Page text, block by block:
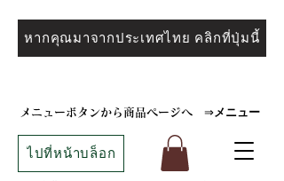
หากคุณมาจากประเทศไทย คลิกที่ปุ่มนี้
メニューボタンから商品ページへ ⇒ メニュー
ไปที่หน้าบล็อก